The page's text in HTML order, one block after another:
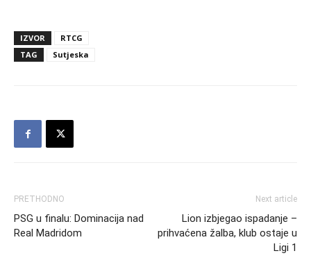
IZVOR
RTCG
TAG
Sutjeska
PRETHODNO
PSG u finalu: Dominacija nad
Real Madridom
Next article
Lion izbjegao ispadanje –
prihvaćena žalba, klub ostaje u
Ligi 1